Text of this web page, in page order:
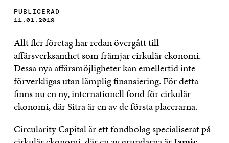
PUBLICERAD
11.01.2019
Allt fler företag har redan övergått till
affärsverksamhet som främjar cirkulär ekonomi.
Dessa nya affärsmöjligheter kan emellertid inte
förverkligas utan lämplig finansiering. För detta
finns nu en ny, internationell fond för cirkulär
ekonomi, där Sitra är en av de första placerarna.
Circularity Capitalär ett fondbolag specialiserat på